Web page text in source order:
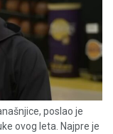
poslao je
ovog leta. Najpre je